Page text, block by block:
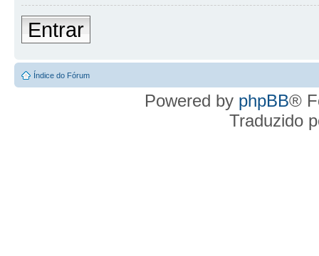
Entrar
Índice do Fórum
Powered by phpBB®
Traduzido